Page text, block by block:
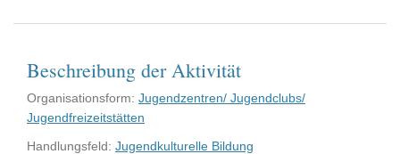
Beschreibung der Aktivität
Organisationsform: Jugendzentren/ Jugendclubs/
Jugendfreizeitstätten
Handlungsfeld: Jugendkulturelle Bildung